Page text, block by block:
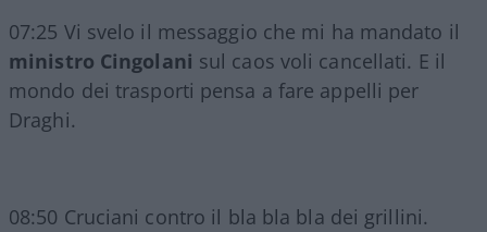
07:25 Vi svelo il messaggio che mi ha mandato il
ministro Cingolani sul caos voli cancellati. E il
mondo dei trasporti pensa a fare appelli per
Draghi.
08:50 Cruciani contro il bla bla bla dei grillini.